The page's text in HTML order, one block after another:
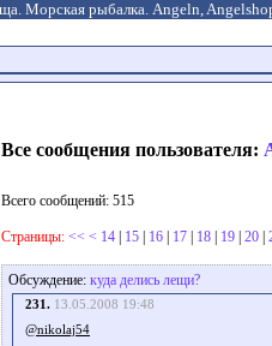
Морская рыбалка. Angeln,
Все сообщения пользователя:
Всего сообщений: 515
Страницы: << < 14 | 15 | 16 | 17 | 18 | 19 | 20 |
Обсуждение: куда делись лещи?
231. 13.05.2008 19:48
@nikolaj54